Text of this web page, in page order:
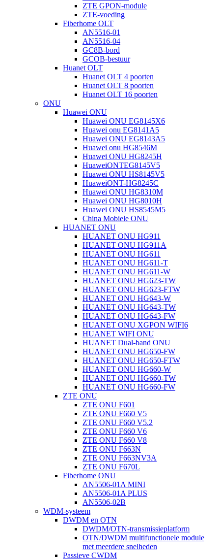
ZTE GPON-module
ZTE-voeding
Fiberhome OLT
AN5516-01
AN5516-04
GC8B-bord
GCOB-bestuur
Huanet OLT
Huanet OLT 4 poorten
Huanet OLT 8 poorten
Huanet OLT 16 poorten
ONU
Huawei ONU
Huawei ONU EG8145X6
Huawei onu EG8141A5
Huawei ONU EG8143A5
Huawei onu HG8546M
Huawei ONU HG8245H
HuaweiONTEG8145V5
Huawei ONU HS8145V5
HuaweiONT-HG8245C
Huawei ONU HG8310M
Huawei ONU HG8010H
Huawei ONU HS8545M5
China Mobiele ONU
HUANET ONU
HUANET ONU HG911
HUANET ONU HG911A
HUANET ONU HG611
HUANET ONU HG611-T
HUANET ONU HG611-W
HUANET ONU HG623-TW
HUANET ONU HG623-FTW
HUANET ONU HG643-W
HUANET ONU HG643-TW
HUANET ONU HG643-FW
HUANET ONU XGPON WIFI6
HUANET WIFI ONU
HUANET Dual-band ONU
HUANET ONU HG650-FW
HUANET ONU HG650-FTW
HUANET ONU HG660-W
HUANET ONU HG660-TW
HUANET ONU HG660-FW
ZTE ONU
ZTE ONU F601
ZTE ONU F660 V5
ZTE ONU F660 V5.2
ZTE ONU F660 V6
ZTE ONU F660 V8
ZTE ONU F663N
ZTE ONU F663NV3A
ZTE ONU F670L
Fiberhome ONU
AN5506-01A MINI
AN5506-01A PLUS
AN5506-02B
WDM-systeem
DWDM en OTN
DWDM/OTN-transmissieplatform
OTN/DWDM multifunctionele module
met meerdere snelheden
Passieve CWDM